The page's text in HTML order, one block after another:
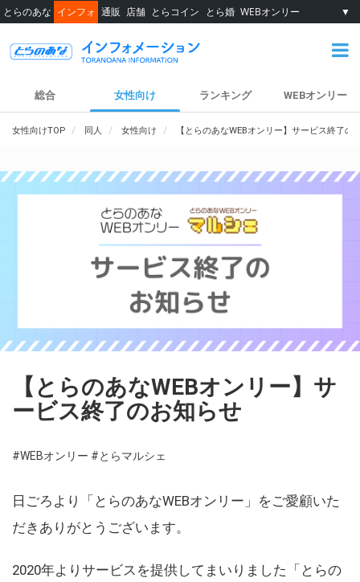
とらのあな インフォ 通販 店舗 とらコイン とら婚 WEBオンリー ▼
総合 女性向け ランキング WEBオンリー
女性向けTOP 同人 女性向け 【とらのあなWEBオンリー】サービス終了の
【とらのあなWEBオンリー】サ
ービス終了のお知らせ
#WEBオンリー #とらマルシェ
日ごろより「とらのあなWEBオンリー」をご愛顧いた
だきありがとうございます。
2020年よりサービスを提供してまいりました「とらの